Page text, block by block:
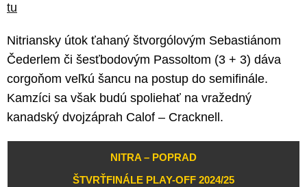
tu
Nitriansky útok ťahaný štvorgólovým Sebastiánom
Čederlem či šesťbodovým Passoltom (3 + 3) dáva
corgoňom veľkú šancu na postup do semifinále.
Kamzíci sa však budú spoliehať na vražedný
kanadský dvojzáprah Calof – Cracknell.
NITRA – POPRAD
ŠTVRŤFINÁLE PLAY-OFF 2024/25